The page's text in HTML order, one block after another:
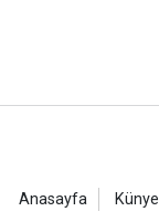
Anasayfa Künye